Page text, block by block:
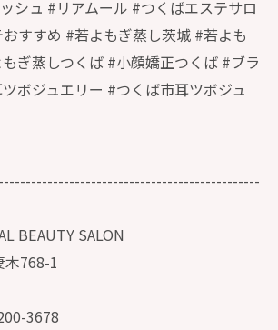
シュ #リアムール #つくばエステサロ
すすめ #若よもぎ蒸し茨城 #若よも
ぎ蒸しつくば #小顔嬌正つくば #ブラ
ボジュエリー #つくば市耳ツボジュ
BEAUTY SALON
木768-1
3678